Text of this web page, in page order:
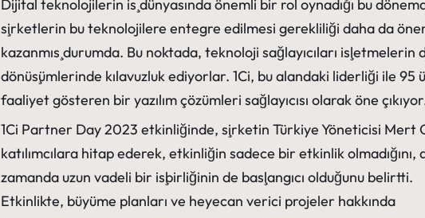
Dijital teknolojilerin iş dünyasında önemli bir rol oynadığı bu
şirketlerin bu teknolojilere entegre edilmesi gerekliliği daha da
kazanmış durumda. Bu noktada, teknoloji sağlayıcıları işletmelerin
dönüşümlerinde kılavuzluk ediyorlar. 1Ci, bu alandaki liderliği ile 95
faaliyet gösteren bir yazılım çözümleri sağlayıcısı olarak öne
1Ci Partner Day 2023 etkinliğinde, şirketin Türkiye Yöneticisi Mert
katılımcılara hitap ederek, etkinliğin sadece bir etkinlik olmadığını,
zamanda uzun vadeli bir işbirliğinin de başlangıcı olduğunu belirtti.
Etkinlikte, büyüme planları ve heyecan verici projeler hakkında